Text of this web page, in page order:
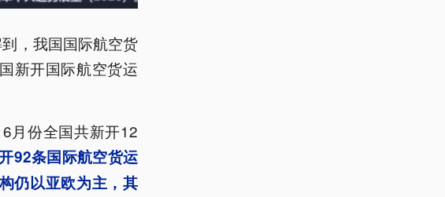
，我国国际航空货
新开国际航空货运
月份全国共新开12
92条国际航空货运
仍以亚欧为主，其